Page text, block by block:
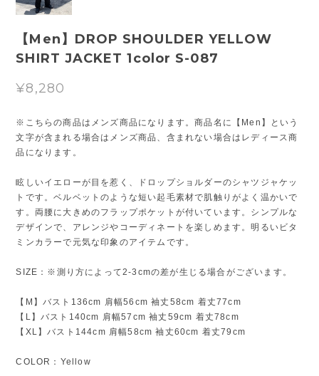
【Men】DROP SHOULDER YELLOW
SHIRT JACKET 1color S-087
¥8,280
※こちらの商品はメンズ商品になります。商品名に【Men】という
文字が含まれる場合はメンズ商品、含まれない場合はレディース商
品になります。
眩しいイエローが目を惹く、ドロップショルダーのシャツジャケッ
トです。ベルベットのような短い起毛素材で肌触りがよく温かいで
す。両腰に大きめのフラップポケットが付いています。シンプルな
デザインで、アレンジやコーディネートを楽しめます。明るいビタ
ミンカラーで元気な印象のアイテムです。
SIZE：※測り方によって2-3cmの差が生じる場合がございます。
【M】バスト136cm 肩幅56cm 袖丈58cm 着丈77cm
【L】バスト140cm 肩幅57cm 袖丈59cm 着丈78cm
【XL】バスト144cm 肩幅58cm 袖丈60cm 着丈79cm
COLOR：Yellow